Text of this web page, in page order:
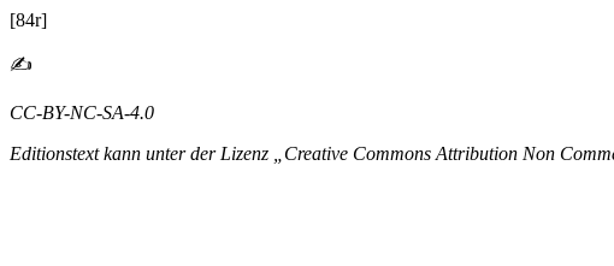
[84r]
✍
CC-BY-NC-SA-4.0
Editionstext kann unter der Lizenz „Creative Commons Attribution Non